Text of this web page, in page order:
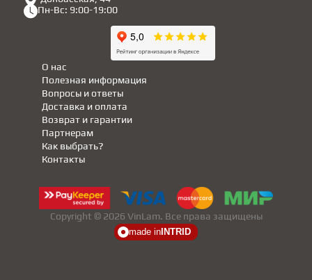
Пн-Вс: 9:00-19:00
Полезная информация
Партнерам
Вопросы и ответы
Доставка и оплата
Возврат и гарантии
Как выбрать?
О нас
Контакты
Copyright © 2026 VinLam. Все права защищены
made in INTRID